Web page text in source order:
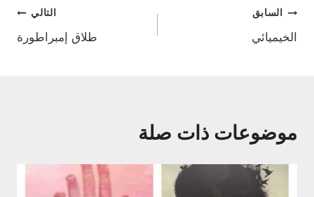
تصفّح
المقالات
السابق
الخيميائي
التالي
طلاق إمبراطورة
موضوعات ذات صلة